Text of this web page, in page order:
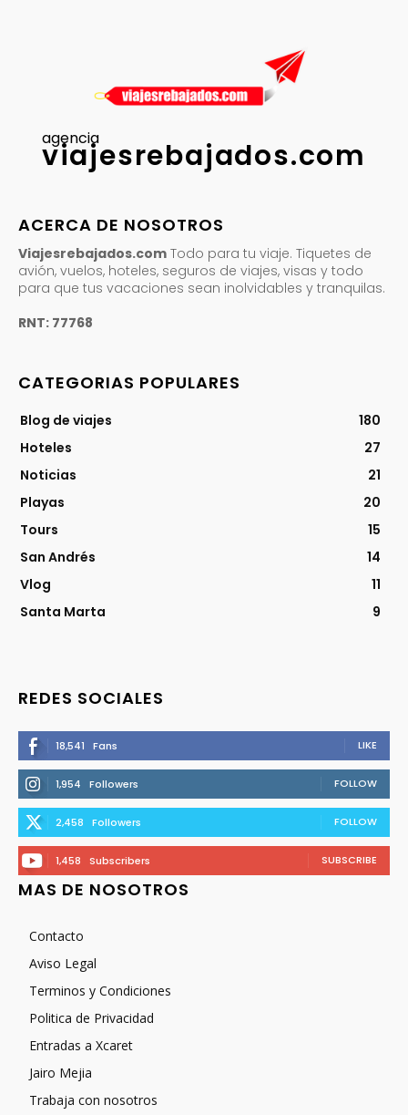
agencia
viajesrebajados.com
ACERCA DE NOSOTROS
Viajesrebajados.com Todo para tu viaje. Tiquetes de
avión, vuelos, hoteles, seguros de viajes, visas y todo
para que tus vacaciones sean inolvidables y tranquilas.
RNT: 77768
CATEGORIAS POPULARES
Blog de viajes
180
Hoteles
27
Noticias
21
Playas
20
Tours
15
San Andrés
14
Vlog
11
Santa Marta
9
REDES SOCIALES
18,541 Fans LIKE
1,954 Followers FOLLOW
2,458 Followers FOLLOW
1,458 Subscribers SUBSCRIBE
MAS DE NOSOTROS
Contacto
Aviso Legal
Terminos y Condiciones
Politica de Privacidad
Entradas a Xcaret
Jairo Mejia
Trabaja con nosotros